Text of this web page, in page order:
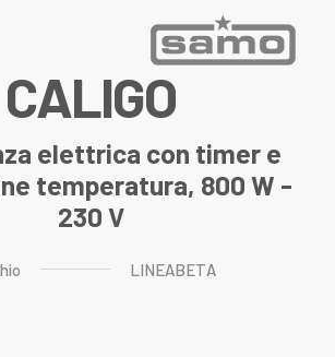
CALIGO
elettrica con timer e
temperatura, 800 W -
230 V
LINEABETA